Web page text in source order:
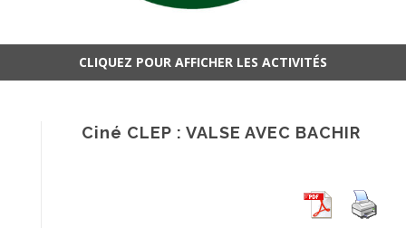
CLIQUEZ POUR AFFICHER LES ACTIVITÉS
Ciné CLEP : VALSE AVEC BACHIR